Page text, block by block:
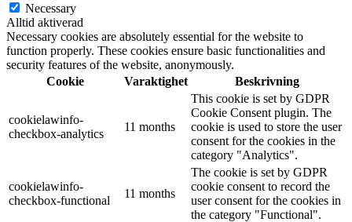
Necessary
Alltid aktiverad
Necessary cookies are absolutely essential for the website to
function properly. These cookies ensure basic functionalities and
security features of the website, anonymously.
Cookie
Varaktighet Beskrivning
cookielawinfo-
checkbox-analytics
11 months
This cookie is set by GDPR
Cookie Consent plugin. The
cookie is used to store the user
consent for the cookies in the
category "Analytics".
cookielawinfo-
checkbox-functional
11 months
The cookie is set by GDPR
cookie consent to record the
user consent for the cookies in
the category "Functional".